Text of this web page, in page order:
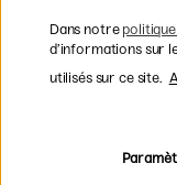
Dans notre
d’informations sur
utilisés sur ce site.